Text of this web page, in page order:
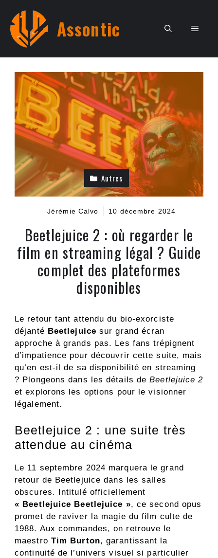
contenu
Assontic Menu
Autres
Jérémie Calvo 10 décembre 2024
Beetlejuice 2 : où regarder le
film en streaming légal ? Guide
complet des plateformes
disponibles
Le retour tant attendu du bio-exorciste
déjanté Beetlejuice sur grand écran
approche à grands pas. Les fans trépignent
d’impatience pour découvrir cette suite, mais
qu’en est-il de sa disponibilité en streaming
? Plongeons dans les détails deBeetlejuice 2
et explorons les options pour le visionner
légalement.
Beetlejuice 2 : une suite très
attendue au cinéma
Le 11 septembre 2024 marquera le grand
retour de Beetlejuice dans les salles
obscures. Intitulé officiellement
« Beetlejuice Beetlejuice », ce second opus
promet de raviver la magie du film culte de
1988. Aux commandes, on retrouve le
maestro Tim Burton, garantissant la
continuité de l’univers visuel si particulier